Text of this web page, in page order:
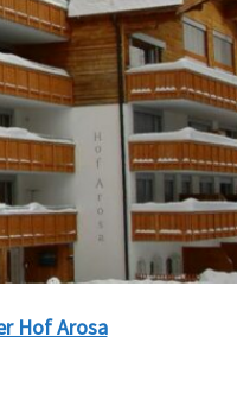
Hof Arosa